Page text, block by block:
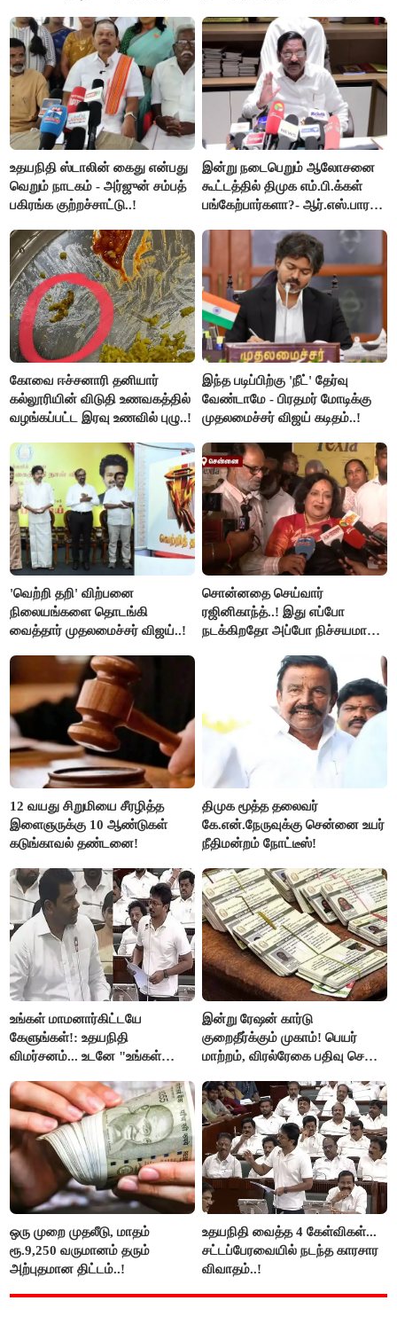
செய்தி!
உதயநிதி ஸ்டாலின் கைது என்பது
வெறும் நாடகம் - அர்ஜுன் சம்பத்
பகிரங்க குற்றச்சாட்டு..!
இன்று நடைபெறும் ஆலோசனை
கூட்டத்தில் திமுக எம்.பி.க்கள்
பங்கேற்பார்களா?- ஆர்.எஸ்.பாரதி
கோவை ஈச்சனாரி தனியார்
கல்லூரியின் விடுதி உணவகத்தில்
வழங்கப்பட்ட இரவு உணவில் புழு..!
இந்த படிப்பிற்கு 'நீட்' தேர்வு
வேண்டாமே - பிரதமர் மோடிக்கு
முதலமைச்சர் விஜய் கடிதம்..!
'வெற்றி தறி' விற்பனை
நிலையங்களை தொடங்கி
வைத்தார் முதலமைச்சர் விஜய்..!
சொன்னதை செய்வார்
ரஜினிகாந்த்..! இது எப்போ
நடக்கிறதோ அப்போ நிச்சயமாக
ரஜினிகாந்த்..!
12 வயது சிறுமியை சீரழித்த
இளைஞருக்கு 10 ஆண்டுகள்
கடுங்காவல் தண்டனை!
திமுக மூத்த தலைவர்
கே.என்.நேருவுக்கு சென்னை உயர்
நீதிமன்றம் நோட்டீஸ்!
உங்கள் மாமனார்கிட்டயே
கேளுங்கள்!: உதயநிதி
விமர்சனம்... உடனே "உங்கள்
ஆதவ் அர்ஜுனா பதிலடி!
இன்று ரேஷன் கார்டு
குறைதீர்க்கும் முகாம்! பெயர்
மாற்றம், விரல்ரேகை பதிவு செய்ய
ஒரு முறை முதலீடு, மாதம்
ரூ.9,250 வருமானம் தரும்
அற்புதமான திட்டம்..!
உதயநிதி வைத்த 4 கேள்விகள்...
சட்டப்பேரவையில் நடந்த காரசார
விவாதம்..!